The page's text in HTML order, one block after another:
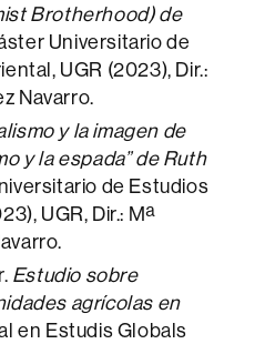
Brotherhood) de
Universitario de
UGR (2023), Dir.:
Navarro.
y la imagen de
y la espada” de Ruth
de Estudios
UGR, Dir.: Mª
Estudio sobre
agrícolas en
en Estudis Globals